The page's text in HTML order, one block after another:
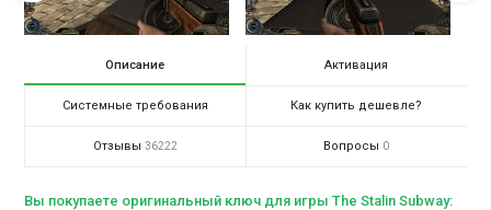
Описание Активация
Системные требования Как купить дешевле?
Отзывы 36222 Вопросы 0
Вы покупаете оригинальный ключ для игры The Stalin Subway: